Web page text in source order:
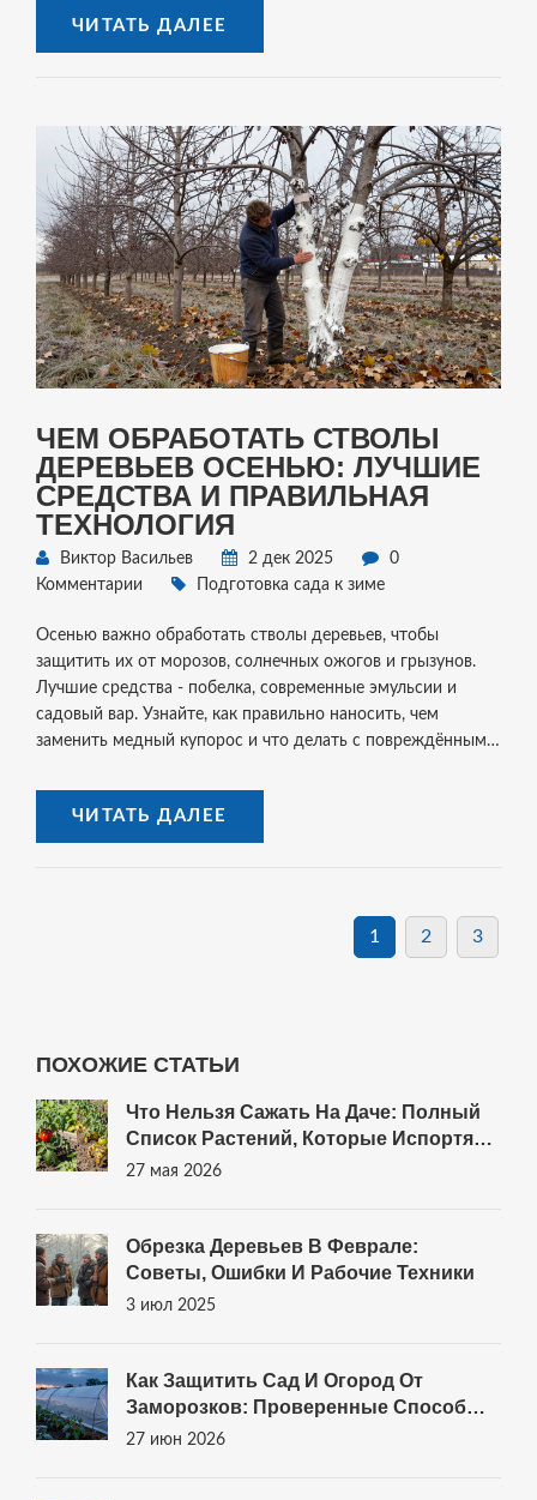
ЧИТАТЬ ДАЛЕЕ
ЧЕМ ОБРАБОТАТЬ СТВОЛЫ
ДЕРЕВЬЕВ ОСЕНЬЮ: ЛУЧШИЕ
СРЕДСТВА И ПРАВИЛЬНАЯ
ТЕХНОЛОГИЯ
Виктор Васильев 2 дек 2025
0
Комментарии
Подготовка сада к зиме
Осенью важно обработать стволы деревьев, чтобы
защитить их от морозов, солнечных ожогов и грызунов.
Лучшие средства - побелка, современные эмульсии и
садовый вар. Узнайте, как правильно наносить, чем
заменить медный купорос и что делать с повреждёнными
ЧИТАТЬ ДАЛЕЕ
1 2 3
ПОХОЖИЕ СТАТЬИ
Что Нельзя Сажать На Даче: Полный
Список Растений, Которые Испортят
Урожай
27 мая 2026
Обрезка Деревьев В Феврале:
Советы, Ошибки И Рабочие Техники
3 июл 2025
Как Защитить Сад И Огород От
Заморозков: Проверенные Способы
Укрытия Растений
27 июн 2026